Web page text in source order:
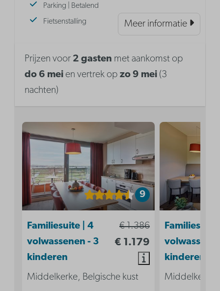
Parking | Betalend
Fietsenstalling
Meer informatie
Prijzen voor 2 gasten met aankomst op
do 6 mei en vertrek opzo 9 mei (3
nachten)
9
€ 1.386
€ 1.179
Familiesuite | 4
volwassenen - 3
kinderen
Middelkerke, Belgische kust
Familiesuite
kinderen
Middelkerke,